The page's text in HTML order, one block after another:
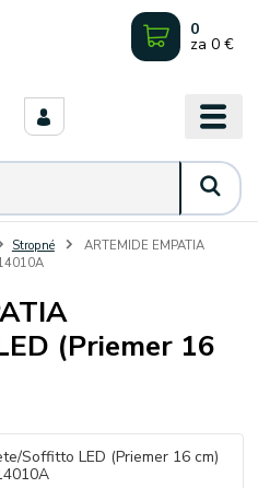
0
za 0 €
Stropné
ARTEMIDE EMPATIA
(Priemer 16